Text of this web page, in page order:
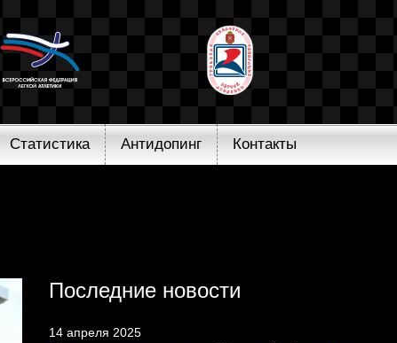
Статистика Антидопинг Контакты
Последние новости
14 апреля 2025